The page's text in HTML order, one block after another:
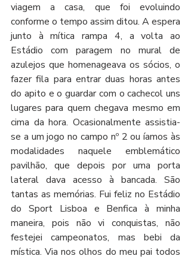
viagem a casa, que foi evoluindo
conforme o tempo assim ditou. A espera
junto à mítica rampa 4, a volta ao
Estádio com paragem no mural de
azulejos que homenageava os sócios, o
fazer fila para entrar duas horas antes
do apito e o guardar com o cachecol uns
lugares para quem chegava mesmo em
cima da hora. Ocasionalmente assistia-
se a um jogo no campo nº 2 ou íamos às
modalidades naquele emblemático
pavilhão, que depois por uma porta
lateral dava acesso à bancada. São
tantas as memórias. Fui feliz no Estádio
do Sport Lisboa e Benfica à minha
maneira, pois não vi conquistas, não
festejei campeonatos, mas bebi da
mística. Via nos olhos do meu pai todos